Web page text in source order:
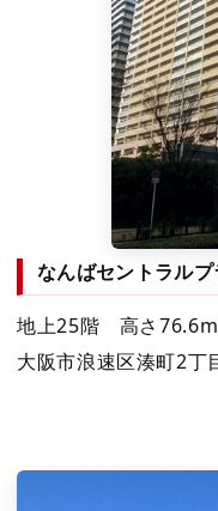
なんばセントラル
地上25階 高さ
大阪市浪速区湊町2丁